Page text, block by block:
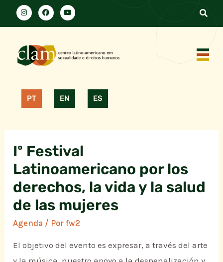
PT EN ES
Iº Festival
Latinoamericano por los
derechos, la vida y la salud
de las mujeres
Agenda / Porfw2
El objetivo del evento es expresar, a través del arte